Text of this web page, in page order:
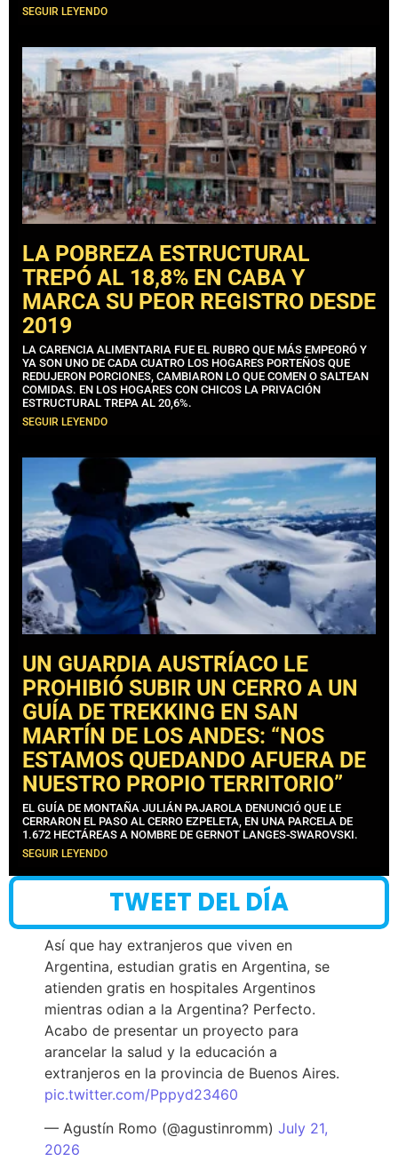
SEGUIR LEYENDO
LA POBREZA ESTRUCTURAL
TREPÓ AL 18,8% EN CABA Y
MARCA SU PEOR REGISTRO DESDE
2019
LA CARENCIA ALIMENTARIA FUE EL RUBRO QUE MÁS EMPEORÓ Y
YA SON UNO DE CADA CUATRO LOS HOGARES PORTEÑOS QUE
REDUJERON PORCIONES, CAMBIARON LO QUE COMEN O SALTEAN
COMIDAS. EN LOS HOGARES CON CHICOS LA PRIVACIÓN
ESTRUCTURAL TREPA AL 20,6%.
SEGUIR LEYENDO
UN GUARDIA AUSTRÍACO LE
PROHIBIÓ SUBIR UN CERRO A UN
GUÍA DE TREKKING EN SAN
MARTÍN DE LOS ANDES: “NOS
ESTAMOS QUEDANDO AFUERA DE
NUESTRO PROPIO TERRITORIO”
EL GUÍA DE MONTAÑA JULIÁN PAJAROLA DENUNCIÓ QUE LE
CERRARON EL PASO AL CERRO EZPELETA, EN UNA PARCELA DE
1.672 HECTÁREAS A NOMBRE DE GERNOT LANGES-SWAROVSKI.
SEGUIR LEYENDO
TWEET DEL DÍA
Así que hay extranjeros que viven en
Argentina, estudian gratis en Argentina, se
atienden gratis en hospitales Argentinos
mientras odian a la Argentina? Perfecto.
Acabo de presentar un proyecto para
arancelar la salud y la educación a
extranjeros en la provincia de Buenos Aires.
pic.twitter.com/Pppyd23460
— Agustín Romo (@agustinromm) July 21,
2026